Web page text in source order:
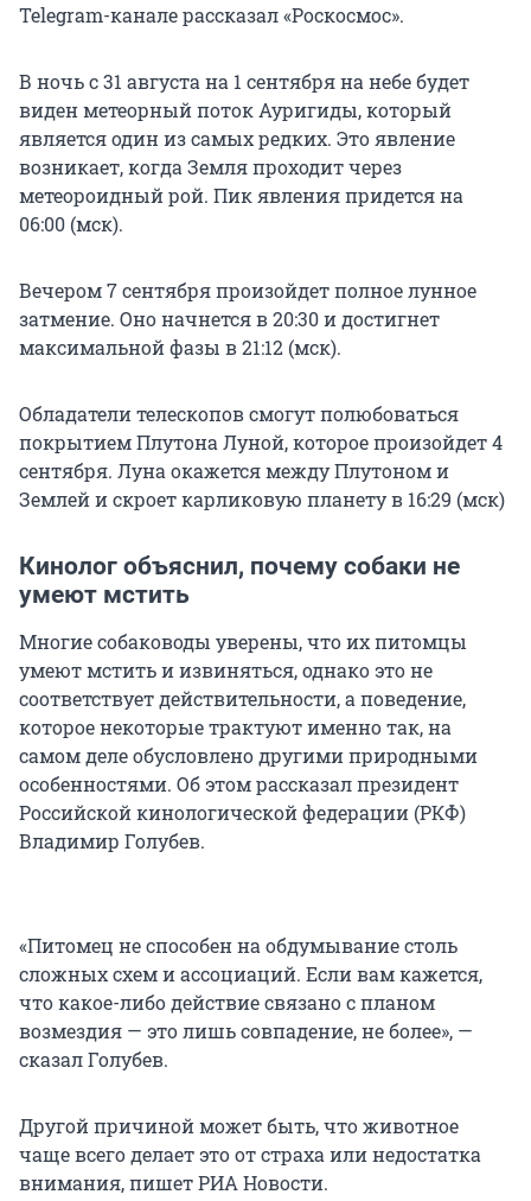
Telegram-канале рассказал «Роскосмос».
В ночь с 31 августа на 1 сентября на небе будет
виден метеорный поток Ауригиды, который
является один из самых редких. Это явление
возникает, когда Земля проходит через
метеороидный рой. Пик явления придется на
06:00 (мск).
Вечером 7 сентября произойдет полное лунное
затмение. Оно начнется в 20:30 и достигнет
максимальной фазы в 21:12 (мск).
Обладатели телескопов смогут полюбоваться
покрытием Плутона Луной, которое произойдет 4
сентября. Луна окажется между Плутоном и
Землей и скроет карликовую планету в 16:29 (мск)
Кинолог объяснил, почему собаки не
умеют мстить
Многие собаководы уверены, что их питомцы
умеют мстить и извиняться, однако это не
соответствует действительности, а поведение,
которое некоторые трактуют именно так, на
самом деле обусловлено другими природными
особенностями. Об этом рассказал президент
Российской кинологической федерации (РКФ)
Владимир Голубев.
«Питомец не способен на обдумывание столь
сложных схем и ассоциаций. Если вам кажется,
что какое-либо действие связано с планом
возмездия — это лишь совпадение, не более», —
сказал Голубев.
Другой причиной может быть, что животное
чаще всего делает это от страха или недостатка
внимания, пишет РИА Новости.